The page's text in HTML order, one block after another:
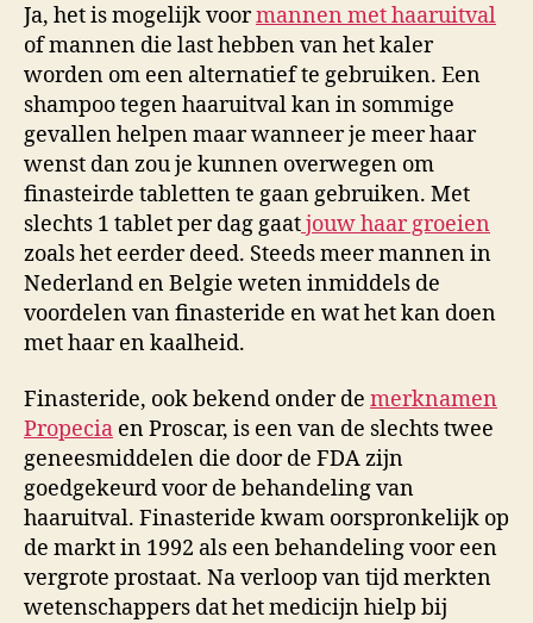
Ja, het is mogelijk voormannen met haaruitval
of mannen die last hebben van het kaler
worden om een alternatief te gebruiken. Een
shampoo tegen haaruitval kan in sommige
gevallen helpen maar wanneer je meer haar
wenst dan zou je kunnen overwegen om
finasteirde tabletten te gaan gebruiken. Met
slechts 1 tablet per dag gaatjouw haar groeien
zoals het eerder deed. Steeds meer mannen in
Nederland en Belgie weten inmiddels de
voordelen van finasteride en wat het kan doen
met haar en kaalheid.
Finasteride, ook bekend onder de merknamen
Propecia en Proscar, is een van de slechts twee
geneesmiddelen die door de FDA zijn
goedgekeurd voor de behandeling van
haaruitval. Finasteride kwam oorspronkelijk op
de markt in 1992 als een behandeling voor een
vergrote prostaat. Na verloop van tijd merkten
wetenschappers dat het medicijn hielp bij